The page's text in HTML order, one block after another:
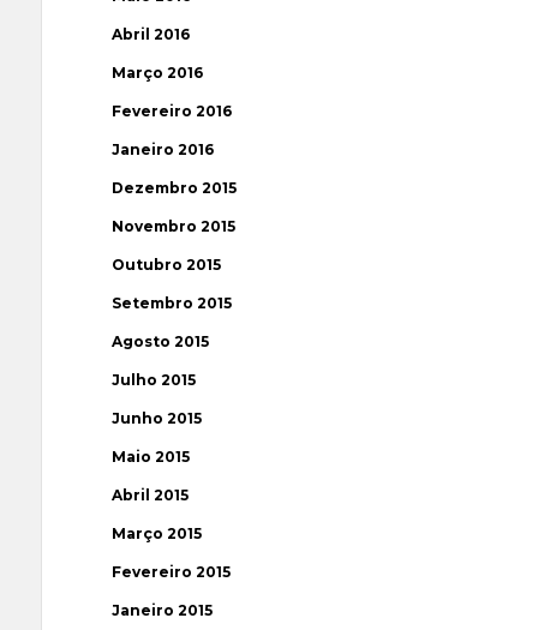
Abril 2016
Março 2016
Fevereiro 2016
Janeiro 2016
Dezembro 2015
Novembro 2015
Outubro 2015
Setembro 2015
Agosto 2015
Julho 2015
Junho 2015
Maio 2015
Abril 2015
Março 2015
Fevereiro 2015
Janeiro 2015